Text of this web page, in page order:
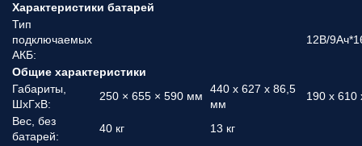
Характеристики батарей
Тип
подключаемых
АКБ:
12В/
Общие характеристики
Габариты,
ШхГхВ:
250 × 655 × 590 мм
440 x 627 x 86,5
мм
190 x
Вес, без
батарей:
40 кг 13 кг